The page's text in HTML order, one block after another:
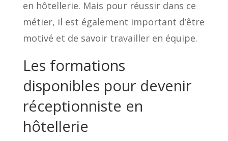
en hôtellerie. Mais pour réussir dans ce
métier, il est également important d’être
motivé et de savoir travailler en équipe.
Les formations
disponibles pour devenir
réceptionniste en
hôtellerie